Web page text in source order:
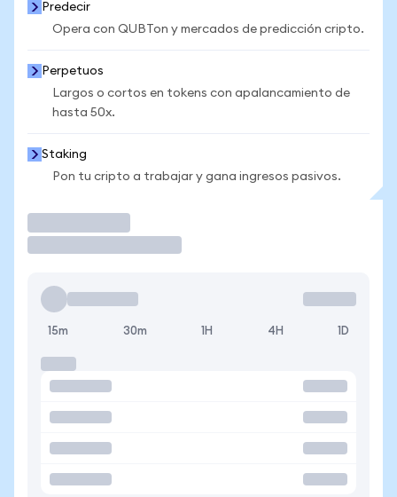
Predecir
Opera con QUBTon y mercados de predicción cripto.
Perpetuos
Largos o cortos en tokens con apalancamiento de
hasta 50x.
Staking
Pon tu cripto a trabajar y gana ingresos pasivos.
15m 30m 1H 4H 1D